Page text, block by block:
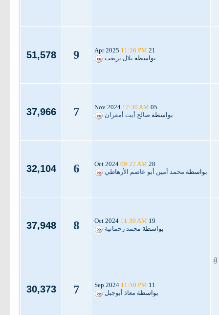
21 Apr 2025
11:16 PM
بواسطة بلال بريغت 9
51,578
05 Nov 2024
12:30 AM
بواسطة صالح أيت أمقران 7
37,966
28 Oct 2024
09:22 AM
بواسطة محمد أمين أبو عاصم الأرهاطي 6
32,104
19 Oct 2024
11:39 AM
بواسطة محمد رحمانية 8
37,948
11 Sep 2024
11:10 PM
بواسطة معاذ أبوجبل 7
30,373